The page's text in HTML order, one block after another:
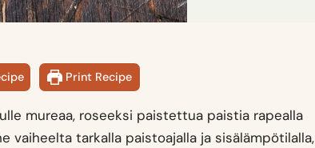
Print Recipe
mureaa, roseeksi paistettua paistia rapealla
vaiheelta tarkalla paistoajalla ja sisälämpötilalla,